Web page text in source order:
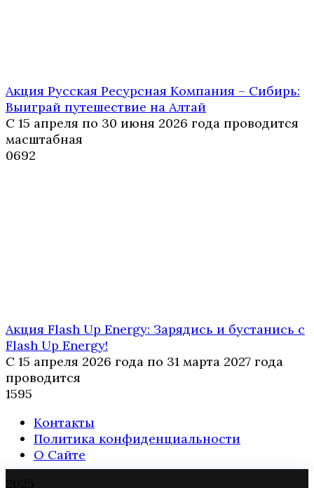
Акция Русская Ресурсная Компания – Сибирь:
Выиграй путешествие на Алтай
С 15 апреля по 30 июня 2026 года проводится
масштабная
0692
Акция Flash Up Energy: Зарядись и бустанись с
Flash Up Energy!
С 15 апреля 2026 года по 31 марта 2027 года
проводится
1595
Контакты
Политика конфиденциальности
О Сайте